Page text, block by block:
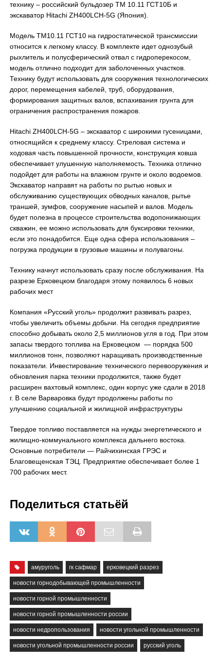
технику – российский бульдозер ТМ 10.11 ГСТ10Б и
экскаватор Hitachi ZH400LCH-5G (Япония).
Модель ТМ10.11 ГСТ10 на гидростатической трансмиссии
относится к легкому классу. В комплекте идет однозубый
рыхлитель и полусферический отвал с гидроперекосом,
модель отлично подходит для заболоченных участков.
Технику будут использовать для сооружения технологических
дорог, перемещения кабелей, труб, оборудования,
формирования защитных валов, вспахивания грунта для
ограничения распространения пожаров.
Hitachi ZH400LCH-5G – экскаватор с широкими гусеницами,
относящийся к среднему классу. Стреловая система и
ходовая часть повышенной прочности, конструкция ковша
обеспечивает улушенную наполняемость. Техника отлично
подойдет для работы на влажном грунте и около водоемов.
Экскаватор направят на работы по рытью новых и
обслуживанию существующих обводных каналов, рытье
траншей, зумфов, сооружение насыпей и валов. Модель
будет полезна в процессе строительства водопонижающих
скважин, ее можно использовать для буксировки техники,
если это понадобится. Еще одна сфера использования –
погрузка продукции в грузовые машины и полувагоны.
Технику начнут использовать сразу после обслуживания. На
разрезе Ерковецком благодаря этому появилось 6 новых
рабочих мест
Компания «Русский уголь» продолжит развивать разрез,
чтобы увеличить объемы добычи. На сегодня предприятие
способно добывать около 2,5 миллионов угля в год. При этом
запасы твердого топлива на Ерковецком — порядка 500
миллионов тонн, позволяют наращивать производственные
показатели. Инвестирование технического перевооружения и
обновления парка техники продолжится, также будет
расширен вахтовый комплекс, один корпус уже сдали в 2018
г. В селе Варваровка будут продолжены работы по
улучшению социальной и жилищной инфраструктуры
Твердое топливо поставляется на нужды энергетического и
жилищно-коммунального комплекса дальнего востока.
Основные потребители — Райчихинская ГРЭС и
Благовещенская ТЭЦ. Предприятие обеспечивает более 1
700 рабочих мест.
Поделиться статьёй
амуруголь гк сафмар ерковецкий разрез
новости горнодобывающей промышленности
новости горной промышленности
новости горной промышленности россии
новости недропользования новости угольной промышленности
новости угольной промышленности россии русский уголь